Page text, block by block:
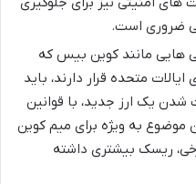
ضروری است.
هایی مانند کوین بیس که
متحده قرار دارند، باید
یک ارز جدید، با قوانین
موضوع به ویژه برای میم کوین
ریسک بیشتری داشته